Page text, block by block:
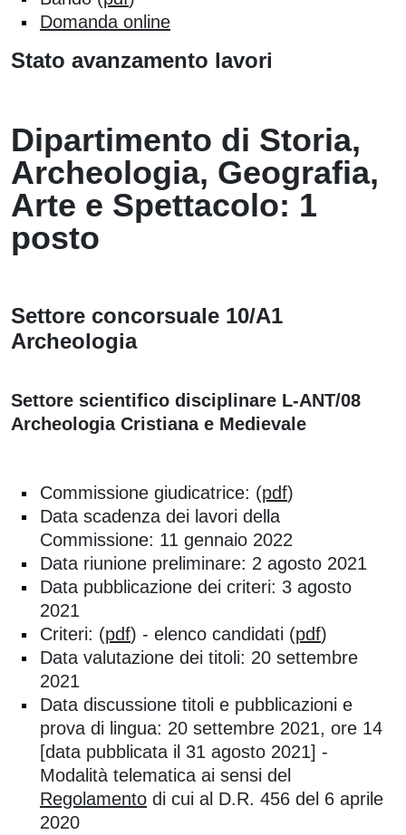
Domanda online
Stato avanzamento lavori
Dipartimento di Storia,
Archeologia, Geografia,
Arte e Spettacolo: 1
posto
Settore concorsuale 10/A1
Archeologia
Settore scientifico disciplinare L-ANT/08
Archeologia Cristiana e Medievale
Commissione giudicatrice: (pdf)
Data scadenza dei lavori della
Commissione: 11 gennaio 2022
Data riunione preliminare: 2 agosto 2021
Data pubblicazione dei criteri: 3 agosto
2021
Criteri: (pdf) - elenco candidati (pdf)
Data valutazione dei titoli: 20 settembre
2021
Data discussione titoli e pubblicazioni e
prova di lingua: 20 settembre 2021, ore 14
[data pubblicata il 31 agosto 2021] -
Modalità telematica ai sensi del
Regolamento di cui al D.R. 456 del 6 aprile
2020